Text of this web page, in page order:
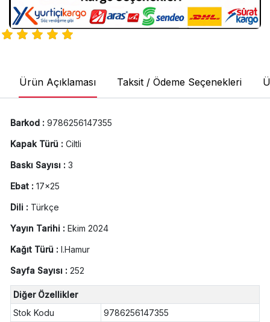
Ürün Açıklaması Taksit / Ödeme Seçenekleri
Barkod : 9786256147355
Kapak Türü : Ciltli
Baskı Sayısı : 3
Ebat : 17x25
Dili : Türkçe
Yayın Tarihi : Ekim 2024
Kağıt Türü : I.Hamur
Sayfa Sayısı : 252
Diğer Özellikler
Stok Kodu
9786256147355